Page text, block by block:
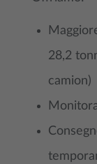
28,2
camion)